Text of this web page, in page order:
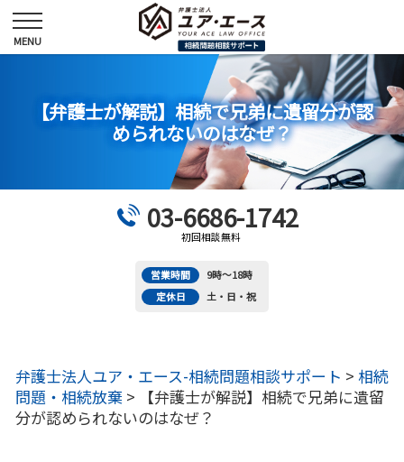
【弁護士が解説】相続で兄弟に遺留分が認
められないのはなぜ？
03-6686-1742
初回相談無料
営業時間
9時～18時
定休日
土・日・祝
弁護士法人ユア・エース-相続問題相談サポート > 相続
問題・相続放棄 >
【弁護士が解説】相続で兄弟に遺留
分が認められないのはなぜ？